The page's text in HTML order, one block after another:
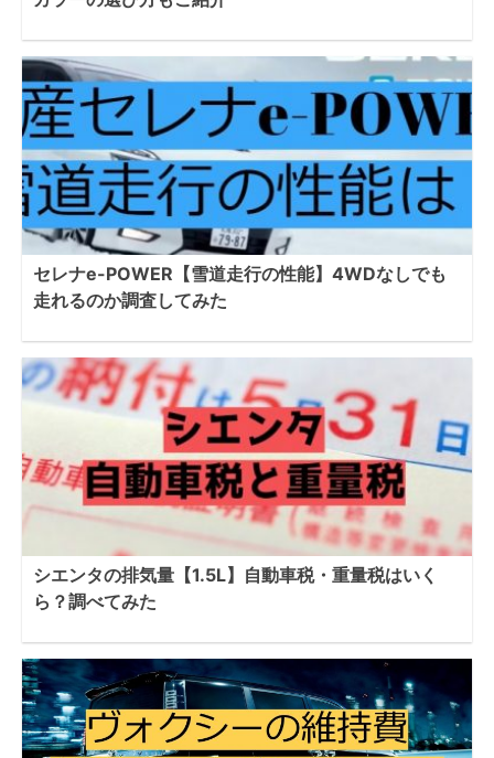
セレナe-POWER【雪道走行の性能】4WDなしでも
走れるのか調査してみた
シエンタの排気量【1.5L】自動車税・重量税はいく
ら？調べてみた